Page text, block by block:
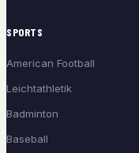
SPORTS
American Football
Leichtathletik
Badminton
Baseball